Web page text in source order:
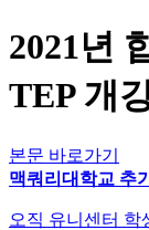
2021년
TEP 개
본문 바로가기
맥쿼리대학교 추
오직 유니센터 학